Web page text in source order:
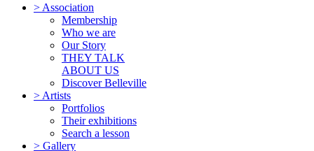
> Association
Membership
Who we are
Our Story
THEY TALK
ABOUT US
Discover Belleville
> Artists
Portfolios
Their exhibitions
Search a lesson
> Gallery